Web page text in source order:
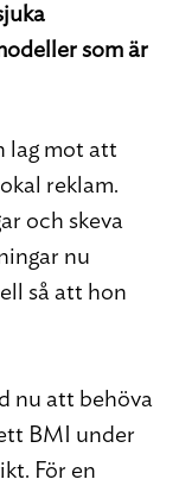
som är
lag mot att
reklam.
och skeva
nu
så att hon
nu att behöva
BMI under
För en